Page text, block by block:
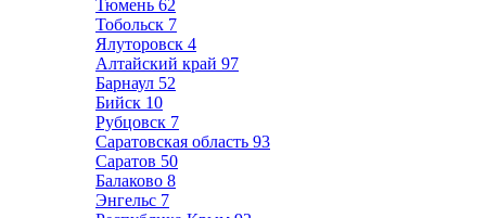
Тюмень 62
Тобольск 7
Ялуторовск 4
Алтайский край 97
Барнаул 52
Бийск 10
Рубцовск 7
Саратовская область 93
Саратов 50
Балаково 8
Энгельс 7